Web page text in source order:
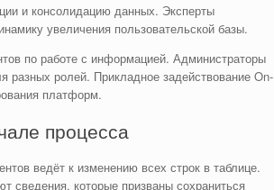
и консолидацию данных. Эксперты
увеличения пользовательской базы.
по работе с информацией. Администраторы
разных ролей. Прикладное задействование On-
платформ.
процесса
ведёт к изменению всех строк в таблице.
сведения, которые призваны сохраниться